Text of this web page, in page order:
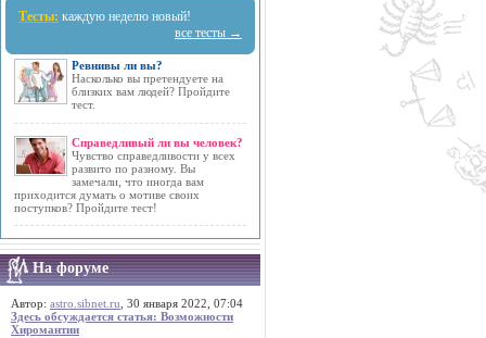
Тесты: каждую неделю новый!
все тесты →
Ревнивы ли вы?
Насколько вы претендуете на
близких вам людей? Пройдите
тест.
Справедливый ли вы человек?
Чувство справедливости у всех
развито по разному. Вы
замечали, что иногда вам
приходится думать о мотиве своих
поступков? Пройдите тест!
На форуме
Автор: astro.sibnet.ru , 30 января 2022, 07:04
Здесь обсуждается статья: Возможности
Хиромантии